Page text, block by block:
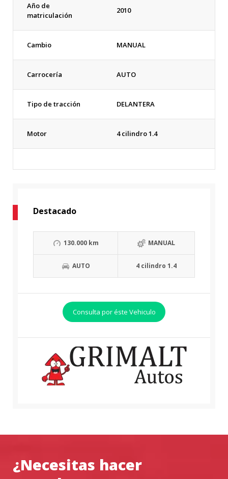
Año de
matriculación
2010
Cambio MANUAL
Carrocería AUTO
Tipo de tracción DELANTERA
Motor 4 cilindro 1.4
Destacado
130.000 km MANUAL
AUTO 4 cilindro 1.4
Consulta por éste Vehiculo
¿Necesitas hacer